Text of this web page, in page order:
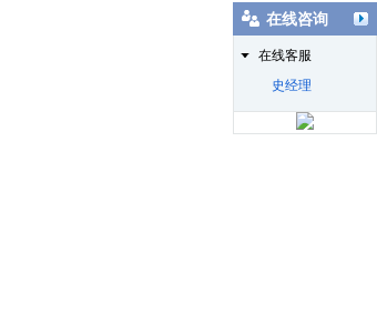
在线咨询
在线客服
史经理